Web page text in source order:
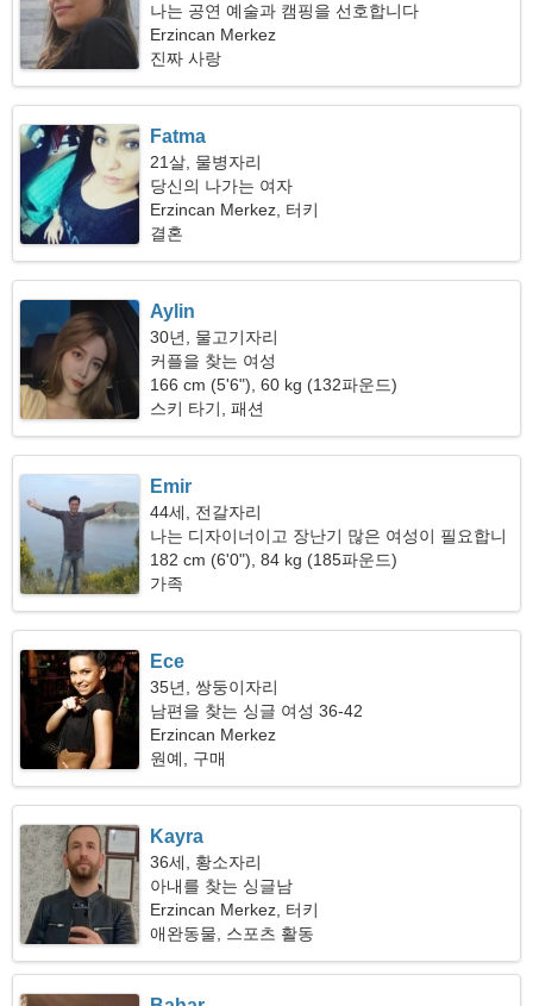
나는 공연 예술과 캠핑을 선호합니다
Erzincan Merkez
진짜 사랑
Fatma
21살, 물병자리
당신의 나가는 여자
Erzincan Merkez, 터키
결혼
Aylin
30년, 물고기자리
커플을 찾는 여성
166 cm (5'6"), 60 kg (132파운드)
스키 타기, 패션
Emir
44세, 전갈자리
나는 디자이너이고 장난기 많은 여성이 필요합니
다
182 cm (6'0"), 84 kg (185파운드)
가족
Ece
35년, 쌍둥이자리
남편을 찾는 싱글 여성 36-42
Erzincan Merkez
원예, 구매
Kayra
36세, 황소자리
아내를 찾는 싱글남
Erzincan Merkez, 터키
애완동물, 스포츠 활동